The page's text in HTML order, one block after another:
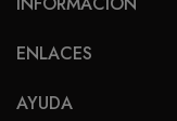
ENLACES
AYUDA